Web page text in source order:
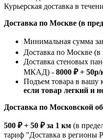
Курьерская доставка в
Доставка по Москве (в
Минимальная сумма
Доставка по Москве
Доставка стеновых
МКАД) - 8000 ₽ +
Подъем товара в вашу
если товар легкий и
Доставка по Московской
500 ₽ + 50 ₽ за 1 км (в
тариф "Доставка в регионы